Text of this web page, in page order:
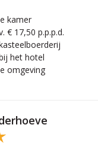
kamer
€ 17,50 p.p.p.d.
het hotel
omgeving